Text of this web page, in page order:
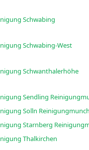
Schwabing
Schwabing-West
Schwanthalerhöhe
Erfahrene Küchenreinigung
Erfahrene Küchenreinigung Solln
Erfahrene Küchenreinigung
Thalkirchen